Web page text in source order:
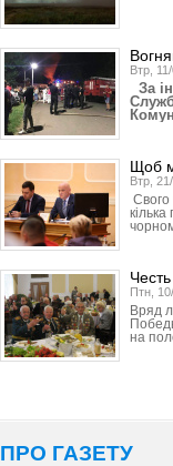
Втр,
За
Щоб
Втр,
Свого
Птн,
Вряд
на
ПРО ГАЗЕТУ